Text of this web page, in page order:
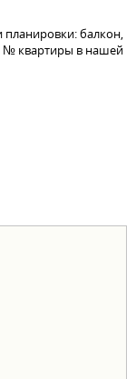
планировки: балкон,
№ квартиры в нашей